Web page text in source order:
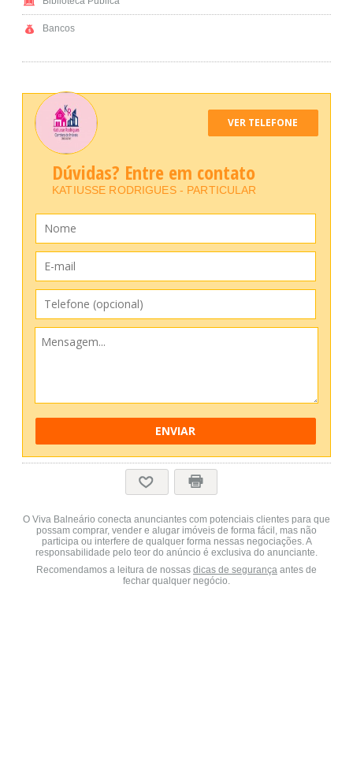
Bancos
VER TELEFONE
Dúvidas? Entre em contato
KATIUSSE RODRIGUES - PARTICULAR
ENVIAR
O Viva Balneário conecta anunciantes com potenciais clientes para que
possam comprar, vender e alugar imóveis de forma fácil, mas não
participa ou interfere de qualquer forma nessas negociações. A
responsabilidade pelo teor do anúncio é exclusiva do anunciante.
Recomendamos a leitura de nossas dicas de segurança antes de
fechar qualquer negócio.